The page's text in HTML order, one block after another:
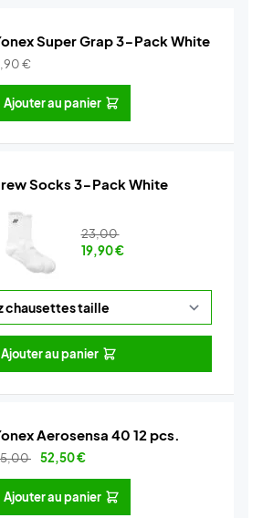
Super Grap 3-Pack White
€
Ajouter au panier
Socks 3-Pack White
23,00
19,90€
Ajouter au panier
Aerosensa 40 12 pcs.
52,50€
Ajouter au panier